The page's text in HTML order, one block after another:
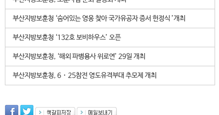
부산지방보훈청 ‘숨어있는 영웅 찾아 국가유공자 증서 헌정식 ’개최
부산지방보훈청 ‘132호 보비하우스’ 오픈
부산지방보훈청, ‘해외 파병용사 위로연’ 29일 개최
부산지방보훈청, 6・25참전 영도유격부대 추모제 개최